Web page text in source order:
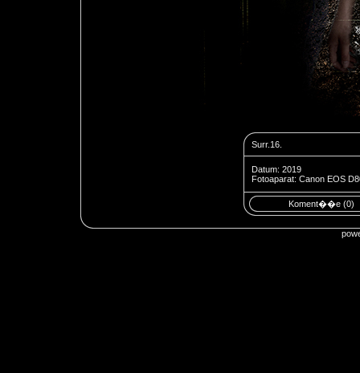
Surr.16.
Datum: 2019
Fotoaparat: Canon EOS
Koment��e (0)